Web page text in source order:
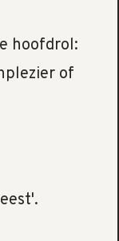
hoofdrol:
of